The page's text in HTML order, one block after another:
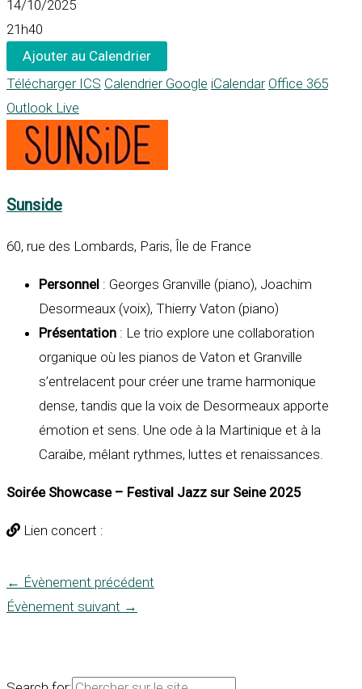
14/10/2025
21h40
Ajouter au Calendrier
Télécharger ICS Calendrier Google iCalendar Office 365
Outlook Live
Sunside
60, rue des Lombards, Paris, Île de France
Personnel : Georges Granville (piano), Joachim
Desormeaux (voix), Thierry Vaton (piano)
Présentation : Le trio explore une collaboration
organique où les pianos de Vaton et Granville
s’entrelacent pour créer une trame harmonique
dense, tandis que la voix de Desormeaux apporte
émotion et sens. Une ode à la Martinique et à la
Caraïbe, mêlant rythmes, luttes et renaissances.
Soirée Showcase – Festival Jazz sur Seine 2025
Lien concert :
← Évènement précédent
Évènement suivant →